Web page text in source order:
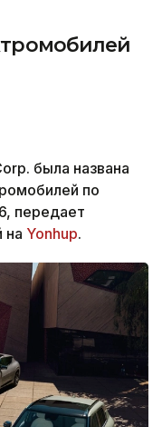
была названа
по
передает
на Yonhup.